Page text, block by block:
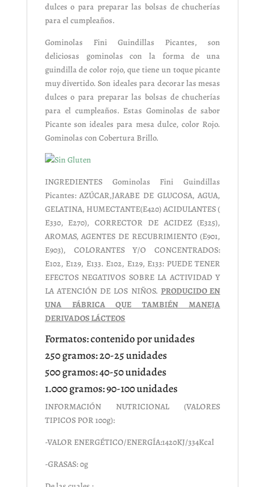
dulces o para preparar las bolsas de chucherías
para el cumpleaños.
Gominolas Fini Guindillas Picantes, son
deliciosas gominolas con la forma de una
guindilla de color rojo, que tiene un toque picante
muy divertido. Son ideales para decorar las mesas
dulces o para preparar las bolsas de chucherías
para el cumpleaños. Estas Gominolas desabor
Picanteson ideales para mesa dulce, color Rojo.
Gominolas conCobertura Brillo.
INGREDIENTES Gominolas Fini Guindillas
Picantes: AZÚCAR,JARABE DE GLUCOSA, AGUA,
GELATINA, HUMECTANTE(E420) ACIDULANTES (
E330, E270), CORRECTOR DE ACIDEZ (E325),
AROMAS, AGENTES DE RECUBRIMIENTO (E901,
E903), COLORANTES Y/O CONCENTRADOS:
E102, E129, E133. E102, E129, E133: PUEDE TENER
EFECTOS NEGATIVOS SOBRE LA ACTIVIDAD Y
LA ATENCIÓN DE LOS NIÑOS. PRODUCIDO EN
UNA FÁBRICA QUE TAMBIÉN MANEJA
DERIVADOS LÁCTEOS
Formatos: contenido por unidades
250 gramos: 20-25 unidades
500 gramos: 40-50 unidades
1.000 gramos: 90-100 unidades
INFORMACIÓN NUTRICIONAL (VALORES
TIPICOS POR 100g):
-VALOR ENERGÉTICO/ENERGÍA:1420KJ/334Kcal
-GRASAS: 0g